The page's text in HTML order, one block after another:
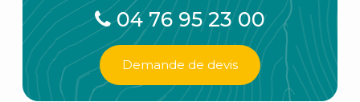
04 76 95 23 00
Demande de devis